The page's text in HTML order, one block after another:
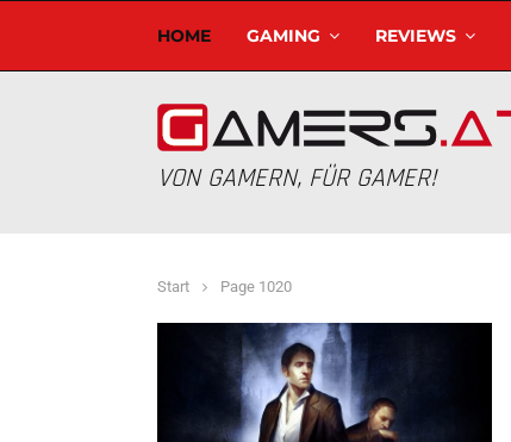
HOME GAMING REVIEWS
VON GAMERN, FÜR GAMER!
Start Page 1020